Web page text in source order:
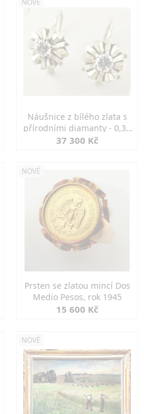
NOVÉ
Náušnice z bílého zlata s
přírodními diamanty - 0,30
ct
37 300 Kč
NOVÉ
Prsten se zlatou mincí Dos
Medio Pesos, rok 1945
15 600 Kč
NOVÉ